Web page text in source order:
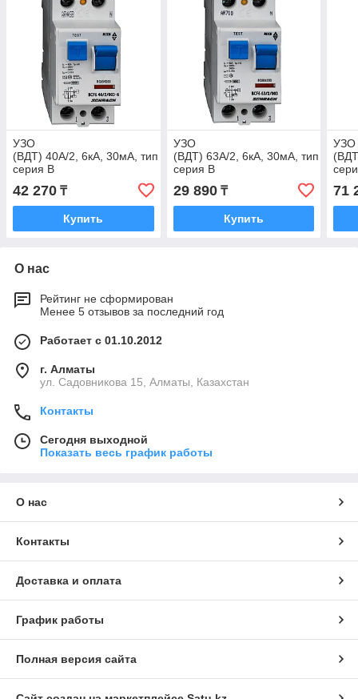
УЗО
(ВДТ) 40А/2, 6кА, 30мА, тип А,
серия B
42 270 ₸
Купить
УЗО
(ВДТ) 63А/2, 6кА, 30мА, тип АС,
серия B
29 890₸
Купить
УЗО
71
О нас
Рейтинг не сформирован
Менее 5 отзывов за последний год
Работает с 01.10.2012
г. Алматы
ул. Садовникова 15, Алматы, Казахстан
Контакты
Сегодня выходной
Показать весь график работы
О нас
Контакты
Доставка и оплата
График работы
Полная версия сайта